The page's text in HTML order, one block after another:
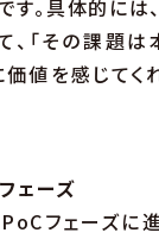
す。具体的には
「その課題
価値を感じてく
ェーズ
フェーズに